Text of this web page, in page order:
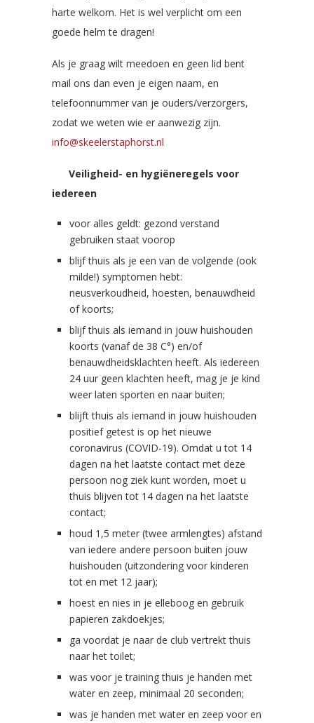
harte welkom. Het is wel verplicht om een
goede helm te dragen!
Als je graag wilt meedoen en geen lid bent
mail ons dan even je eigen naam, en
telefoonnummer van je ouders/verzorgers,
zodat we weten wie er aanwezig zijn.
info@skeelerstaphorst.nl
Veiligheid- en hygiëneregels voor
iedereen
voor alles geldt: gezond verstand
gebruiken staat voorop
blijf thuis als je een van de volgende (ook
milde!) symptomen hebt:
neusverkoudheid, hoesten, benauwdheid
of koorts;
blijf thuis als iemand in jouw huishouden
koorts (vanaf de 38 C°) en/of
benauwdheidsklachten heeft. Als iedereen
24 uur geen klachten heeft, mag je je kind
weer laten sporten en naar buiten;
blijft thuis als iemand in jouw huishouden
positief getest is op het nieuwe
coronavirus (COVID-19). Omdat u tot 14
dagen na het laatste contact met deze
persoon nog ziek kunt worden, moet u
thuis blijven tot 14 dagen na het laatste
contact;
houd 1,5 meter (twee armlengtes) afstand
van iedere andere persoon buiten jouw
huishouden (uitzondering voor kinderen
tot en met 12 jaar);
hoest en nies in je elleboog en gebruik
papieren zakdoekjes;
ga voordat je naar de club vertrekt thuis
naar het toilet;
was voor je training thuis je handen met
water en zeep, minimaal 20 seconden;
was je handen met water en zeep voor en